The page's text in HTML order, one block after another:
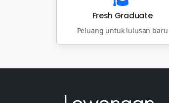
Fresh Graduate
Peluang untuk lulusan baru